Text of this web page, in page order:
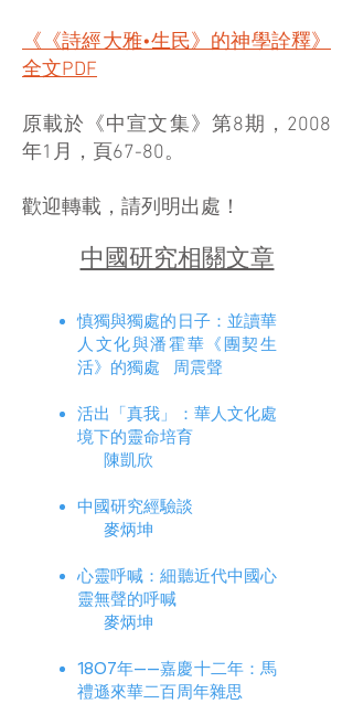
《《詩經大雅•生民》的神學詮釋》
全文PDF
原載於《中宣文集》第8期，2008
年1月，頁67-80。
歡迎轉載，請列明出處！
中國研究相關文章
慎獨與獨處的日子：並讀華
人文化與潘霍華《團契生
活》的獨處 周震聲
活出「真我」：華人文化處
境下的靈命培育
陳凱欣
中國研究經驗談
麥炳坤
心靈呼喊：細聽近代中國心
靈無聲的呼喊
麥炳坤
1807年——嘉慶十二年：馬
禮遜來華二百周年雜思